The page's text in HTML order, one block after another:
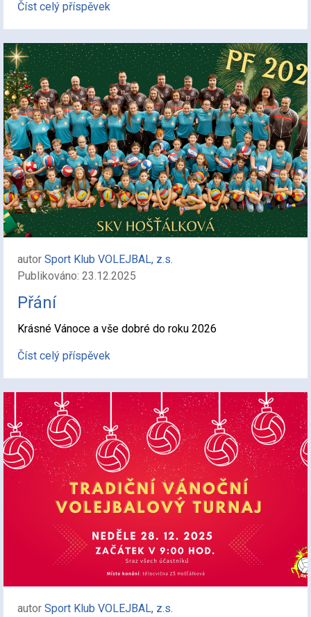
Číst celý příspěvek
autor Sport Klub VOLEJBAL, z.s.
Publikováno: 23.12.2025
Přání
Krásné Vánoce a vše dobré do roku 2026
Číst celý příspěvek
autor Sport Klub VOLEJBAL, z.s.